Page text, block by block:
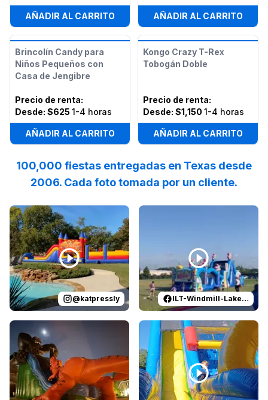
AÑADIR AL CARRITO AÑADIR AL CARRITO
Brincolín Candy para
Niños Pequeños con
Casa de Jengibre
Precio de renta:
Desde: $625 1-4 horas
AÑADIR AL CARRITO
Kongo Crazy T-Rex
Tobogán Doble
Precio de renta:
Desde: $1,150 1-4 horas
AÑADIR AL CARRITO
100,000 fiestas entregadas en Texas desde
2006. Cada foto tomada por un cliente.
Reviewed on by katpressly May the
@katpressly
Reviewed on by
ILT-Windmill-Lakes-K-8-PTO
Reviewed on by Christine Curtis:Epic
Reviewed onFacebook by